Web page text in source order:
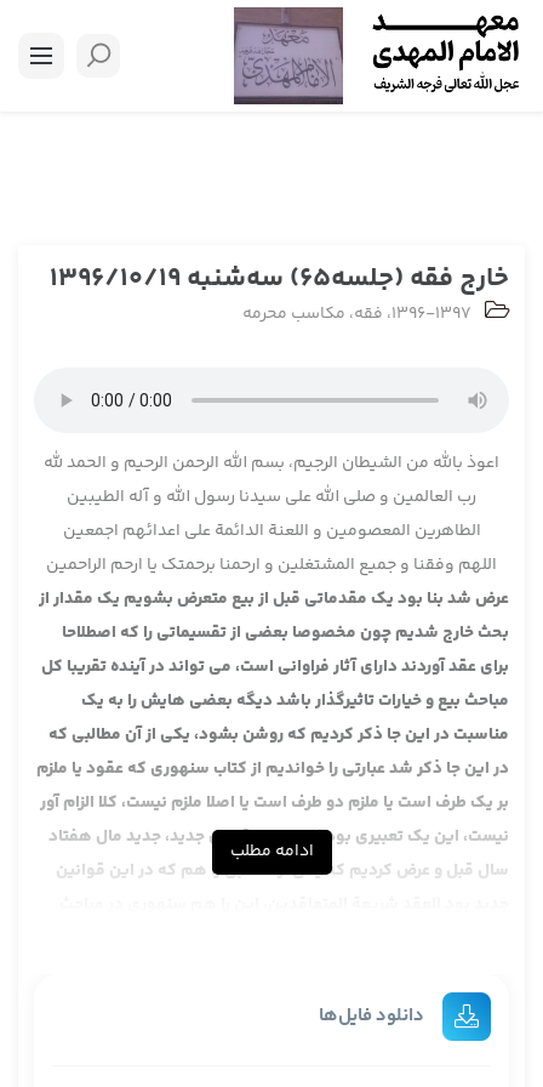
خارج فقه (جلسه65) سه‌شنبه 1396/10/19
1396-1397، فقه، مکاسب محرمه
اعوذ بالله من الشیطان الرجیم، بسم الله الرحمن الرحیم و الحمد لله
رب العالمین و صلی الله علی سیدنا رسول الله و آله الطیبین
الطاهرین المعصومین و اللعنة الدائمة علی اعدائهم اجمعین
اللهم وفقنا و جمیع المشتغلین و ارحمنا برحمتک یا ارحم الراحمین
عرض شد بنا بود یک مقدماتی قبل از بیع متعرض بشویم یک مقدار از
بحث خارج شدیم چون مخصوصا بعضی از تقسیماتی را که اصطلاحا
برای عقد آوردند دارای آثار فراوانی است، می تواند در آینده تقریبا کل
مباحث بیع و خیارات تاثیرگذار باشد دیگه بعضی هایش را به یک
مناسبت در این جا ذکر کردیم که روشن بشود، یکی از آن مطالبی که
در این جا ذکر شد عبارتی را خواندیم از کتاب سنهوری که عقود یا ملزم
بر یک طرف است یا ملزم دو طرف است یا اصلا ملزم نیست، کلا الزام آور
نیست، این یک تعبیری بود که در این قانون جدید، جدید مال هفتاد
سال قبل و عرض کردیم که یکی از مطالبی را هم که در این قوانین
عقد قانون است شما چیزی را بالاتر از عقد فرض نکنید، همین قانون
کلی و إلا خود عقد جنبه قانونی دارد، این را من دیروز یک توضیحی
ادامه مطلب
دانلود فایل‌ها